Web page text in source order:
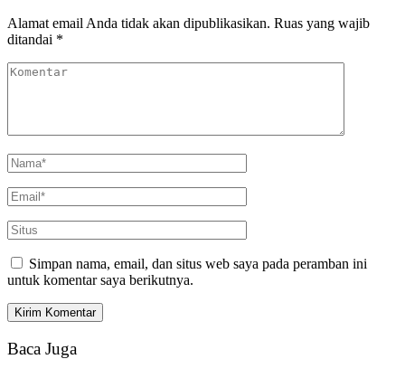
Alamat email Anda tidak akan dipublikasikan. Ruas yang wajib
ditandai *
Simpan nama, email, dan situs web saya pada peramban ini
untuk komentar saya berikutnya.
Baca Juga